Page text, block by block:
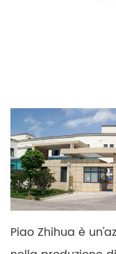
Piao Zhihua è